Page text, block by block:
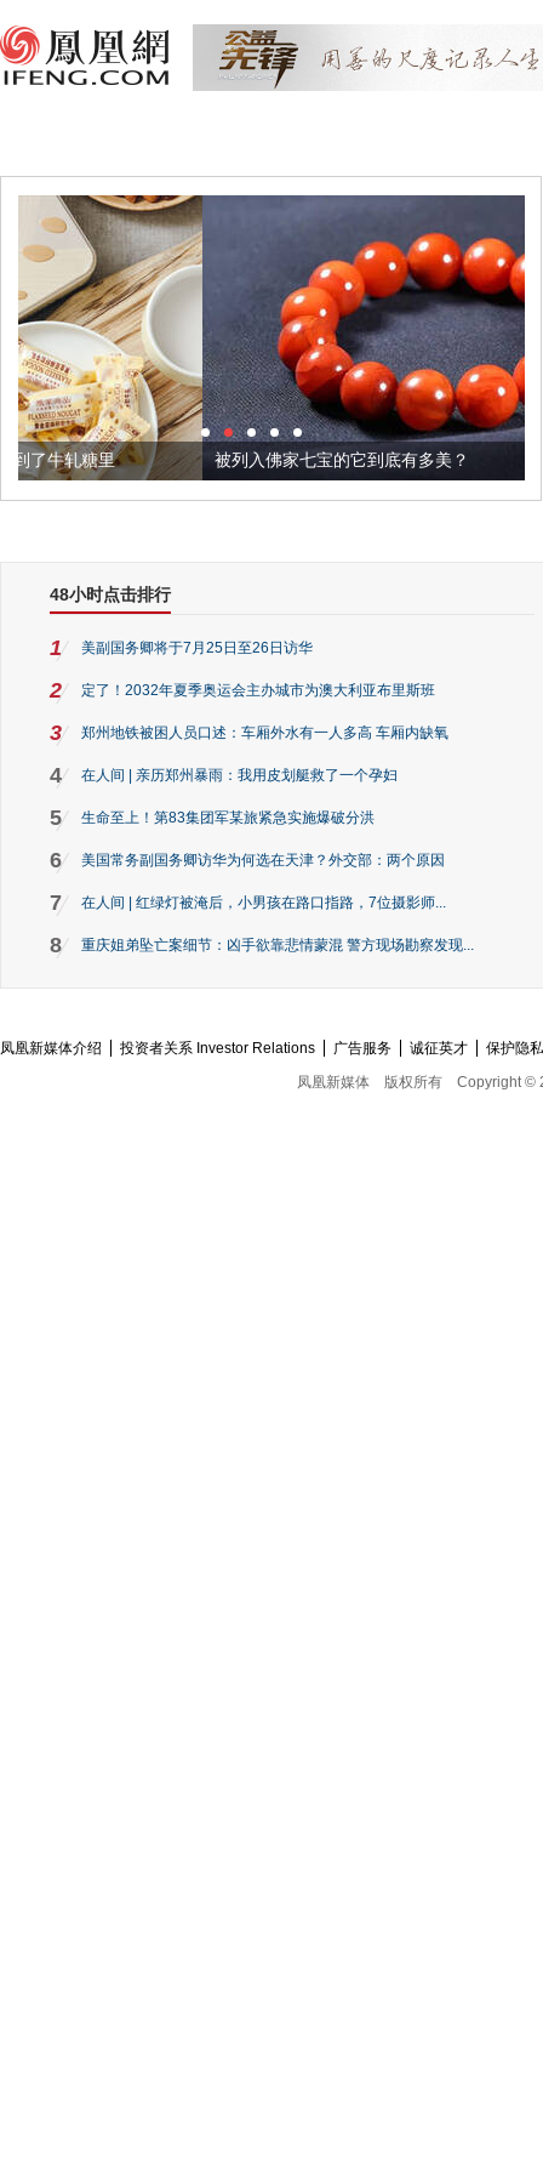
被列入佛家七宝的它到底有多美？
48小时点击排行
1 美副国务卿将于7月25日至26日访华
2 定了！2032年夏季奥运会主办城市为澳大利亚布里斯班
3 郑州地铁被困人员口述：车厢外水有一人多高 车厢内缺氧
4 在人间 | 亲历郑州暴雨：我用皮划艇救了一个孕妇
5 生命至上！第83集团军某旅紧急实施爆破分洪
6 美国常务副国务卿访华为何选在天津？外交部：两个原因
7 在人间 | 红绿灯被淹后，小男孩在路口指路，7位摄影师...
8 重庆姐弟坠亡案细节：凶手欲靠悲情蒙混 警方现场勘察发现...
凤凰新媒体介绍 投资者关系 Investor Relations 广告服务 诚征英才
保护隐
凤凰新媒体
版权所有 Copyright ©